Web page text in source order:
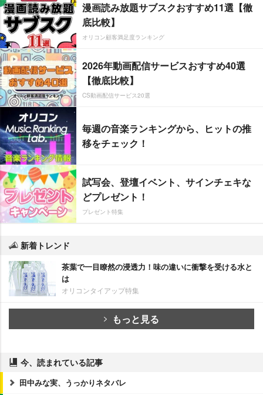
漫画読み放題サブスクおすすめ11選【徹
底比較】
オリコン顧客満足度ランキング
2026年動画配信サービスおすすめ40選
【徹底比較】
CS動画配信サービス20選
毎週の音楽ランキングから、ヒットの推
移をチェック！
試写会、登壇イベント、サインチェキな
どプレゼント！
プレゼント特集
新着トレンド
茶葉で一目瞭然の浸透力！味の違いに衝撃を受ける水と
は
オリコンタイアップ特集
もっと見る
今、読まれている記事
田中みな実、うっかりネタバレ